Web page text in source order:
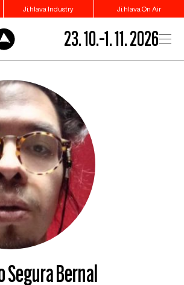
Ji.hlava Industry Ji.hlava On Air
23. 10.–1. 11. 2026
Segura Bernal